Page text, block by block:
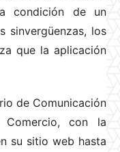
condición de un
sinvergüenzas, los
que la aplicación
de Comunicación
con la
su sitio web hasta